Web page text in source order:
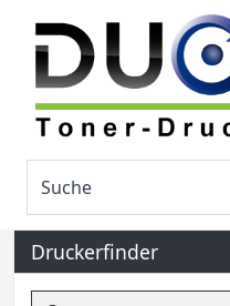
Druckerfinder